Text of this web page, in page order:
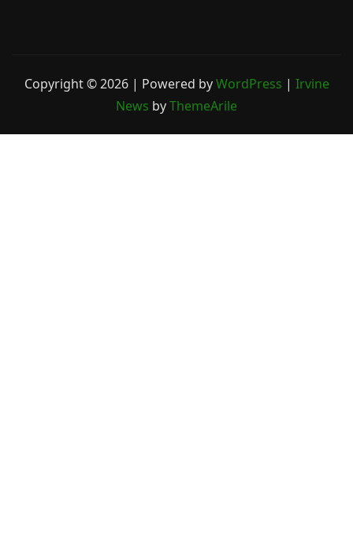
Copyright © 2026 | Powered byWordPress | Irvine
News byThemeArile